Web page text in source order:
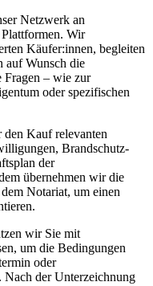
Netzwerk an
Wir
Käufer:innen, begleiten
auf Wunsch die
Fragen – wie zur
oder spezifischen
Kauf relevanten
Brandschutz-
der
übernehmen wir die
Notariat, um einen
wir Sie mit
um die Bedingungen
oder
Nach der Unterzeichnung